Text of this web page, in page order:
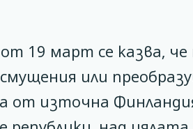
19 март се казва,
или
от източна